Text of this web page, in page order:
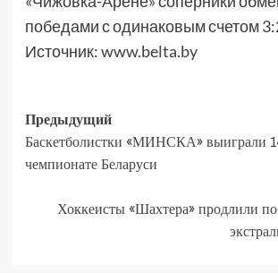
победами с одинаковым счетом
Источник:www.belta.by
Предыдущий
Баскетболистки «МИНСКА» выиграли
чемпионате Беларуси
Хоккеисты «Шахтера» продлили